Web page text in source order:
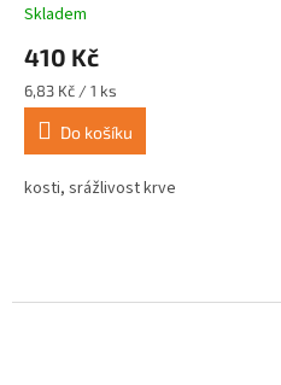
Průměrné
produktu
je
5,0
5
hvězdiček.
Skladem
410 Kč
Měrná
cena:
6,83 Kč / 1 ks
Do košíku
kosti, srážlivost krve